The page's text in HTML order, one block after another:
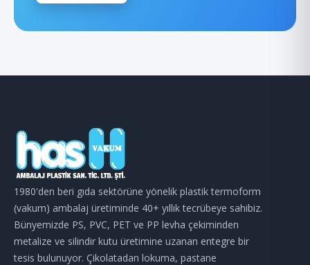
1980'den beri gıda sektörüne yönelik plastik termoform
(vakum) ambalaj üretiminde 40+ yıllık tecrübeye sahibiz.
Bünyemizde PS, PVC, PET ve PP levha çekiminden
metalize ve silindir kutu üretimine uzanan entegre bir
tesis bulunuyor. Çikolatadan lokuma, pastane